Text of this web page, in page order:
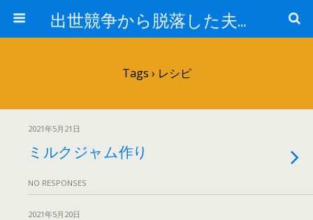
出世競争から脱落した夫と妻の日常
Tags › レシピ
2021年5月21日
ミルクジャム作り
NO RESPONSES
2021年5月20日